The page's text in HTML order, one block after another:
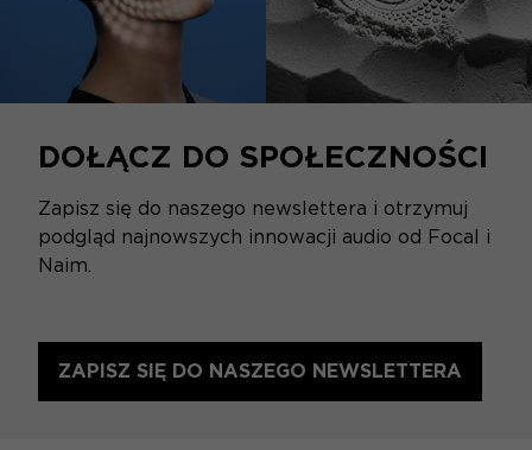
DOŁĄCZ DO SPOŁECZNOŚCI
Zapisz się do naszego newslettera i otrzymuj
podgląd najnowszych innowacji audio od Focal i
Naim.
ZAPISZ SIĘ DO NASZEGO NEWSLETTERA